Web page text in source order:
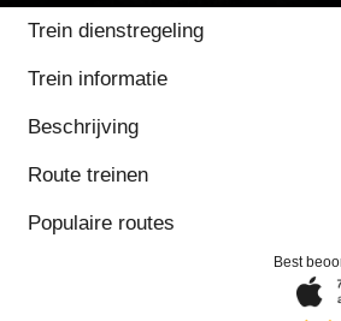
Trein dienstregeling
Trein informatie
Beschrijving
Route treinen
Populaire routes
Best